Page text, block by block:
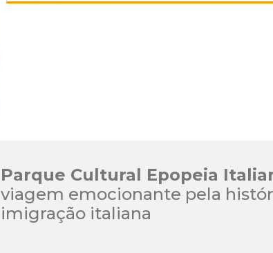
Parque Cultural Epopeia
viagem emocionante pela
imigração italiana